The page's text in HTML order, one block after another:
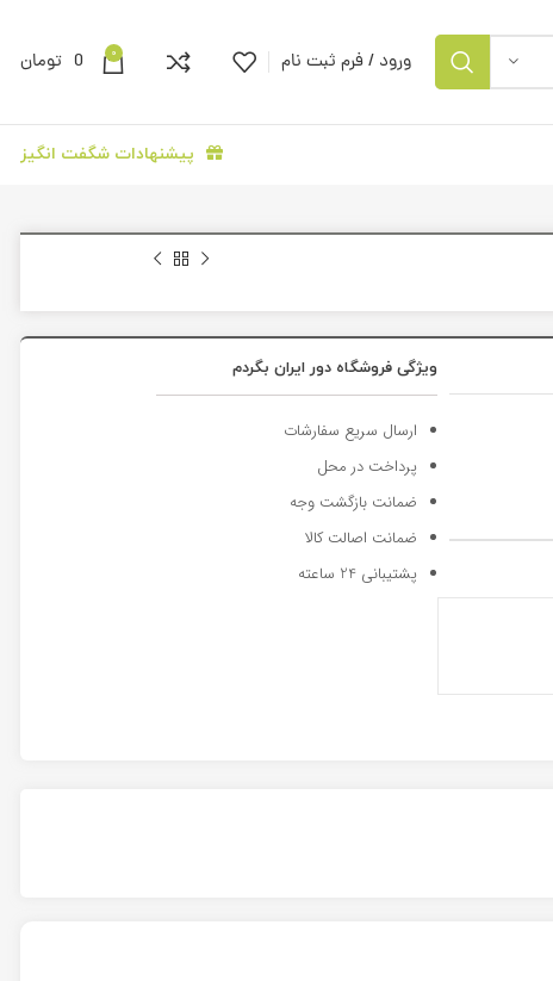
ورود / فرم ثبت نام 0
0 تومان
پیشنهادات شگفت انگیز
ویژگی فروشگاه دور ایران بگردم
ارسال سریع سفارشات
پرداخت در محل
ضمانت بازگشت وجه
ضمانت اصالت کالا
پشتیبانی 24 ساعته